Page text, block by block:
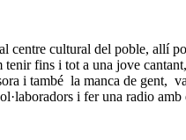
centre cultural del poble, allí
tenir fins i tot a una jove
i també la manca de gent,
i fer una radio